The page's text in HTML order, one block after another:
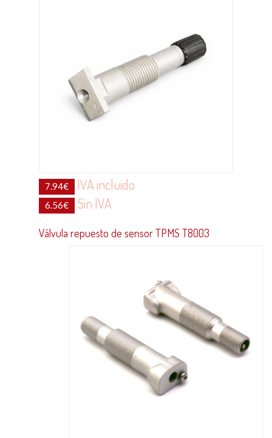
7.94€ IVA incluido
6.56€ Sin IVA
Válvula repuesto de sensor TPMS T8003